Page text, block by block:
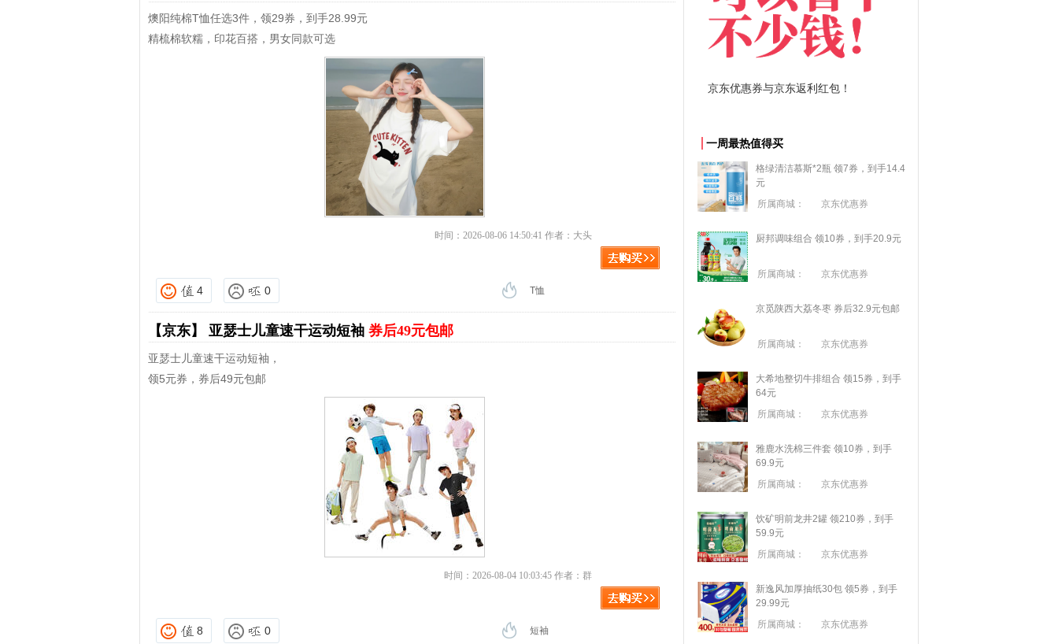
燠阳纯棉T恤任选3件，领29券，到手28.99元
精梳棉软糯，印花百搭，男女同款可选
时间：2026-08-06 14:50:41 作者：大头
4 0 T恤
【京东】 亚瑟士儿童速干运动短袖 券后49元包邮
亚瑟士儿童速干运动短袖，
领5元券，券后49元包邮
时间：2026-08-04 10:03:45 作者：群
8 0 短袖
拼多多优惠券+拼多多返利
一周最热值得买
格绿清洁慕斯*2瓶 领7券，到手14.4
元
所属商城：
京东优惠券
厨邦调味组合 领10券，到手20.9元
所属商城： 京东优惠券
京觅陕西大荔冬枣 券后32.9元包邮
所属商城： 京东优惠券
大希地整切牛排组合 领15券，到手
64元
所属商城：
京东优惠券
雅鹿水洗棉三件套 领10券，到手
69.9元
所属商城：
京东优惠券
饮矿明前龙井2罐 领210券，到手
59.9元
所属商城：
京东优惠券
新逸风加厚抽纸30包 领5券，到手
29.99元
所属商城：
京东优惠券